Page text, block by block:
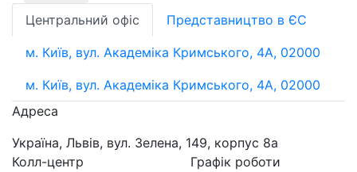
Центральний офіс
Представництво в ЄС
м. Київ, вул. Академіка Кримського, 4А, 02000
м. Київ, вул. Академіка Кримського, 4А, 02000
Адреса
Україна, Львів, вул. Зелена, 149, корпус 8а
Колл-центр
Графік роботи